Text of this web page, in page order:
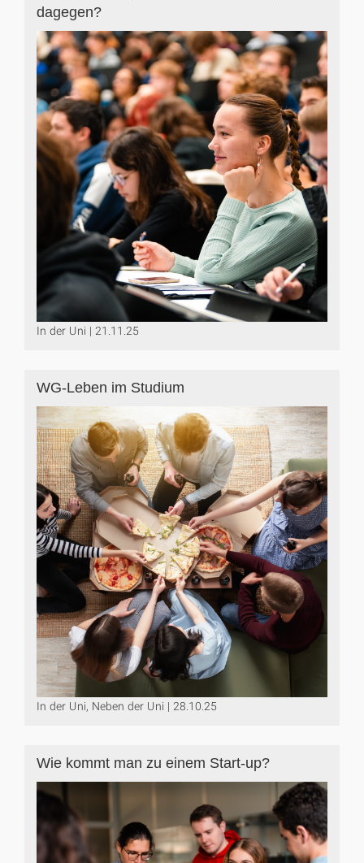
dagegen?
In der Uni | 21.11.25
WG-Leben im Studium
In der Uni, Neben der Uni | 28.10.25
Wie kommt man zu einem Start-up?